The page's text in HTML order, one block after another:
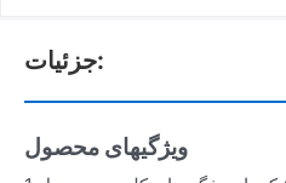
جزئیات:
ویژگیهای محصول